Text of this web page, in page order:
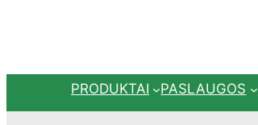
PRODUKTAI PASLAUGOS